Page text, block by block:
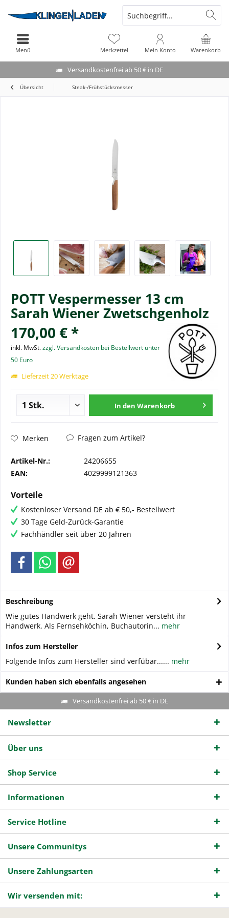
Versandkostenfrei ab 50 € in DE
Warenkorb
Merkzettel Mein Konto
Menü
Übersicht Steak-/Frühstücksmesser
POTT Vespermesser 13 cm
Sarah Wiener Zwetschgenholz
170,00 € *
inkl. MwSt.zzgl. Versandkosten bei Bestellwert unter
50 Euro
Lieferzeit 20 Werktage
In den Warenkorb
Merken Fragen zum Artikel?
Artikel-Nr.:
24206655
EAN:
4029999121363
Vorteile
Kostenloser Versand DE ab € 50,- Bestellwert
30 Tage Geld-Zurück-Garantie
Fachhändler seit über 20 Jahren
Beschreibung
Wie gutes Handwerk geht. Sarah Wiener versteht ihr
Handwerk. Als Fernsehköchin, Buchautorin... mehr
Infos zum Hersteller
Folgende Infos zum Hersteller sind verfübar...... mehr
Kunden haben sich ebenfalls angesehen
Versandkostenfrei ab 50 € in DE
Newsletter
Über uns
Shop Service
Informationen
Service Hotline
Unsere Communitys
Unsere Zahlungsarten
Wir versenden mit: